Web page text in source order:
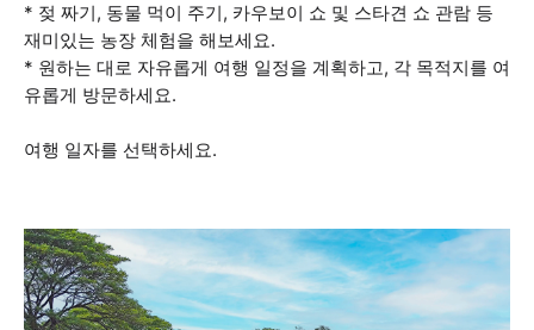
* 젖 짜기, 동물 먹이 주기, 카우보이 쇼 및 스타견 쇼 관람 등
재미있는 농장 체험을 해보세요.
* 원하는 대로 자유롭게 여행 일정을 계획하고, 각 목적지를 여
유롭게 방문하세요.
여행 일자를 선택하세요.